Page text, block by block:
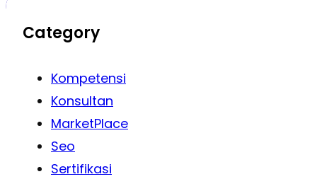
Category
Kompetensi
Konsultan
MarketPlace
Seo
Sertifikasi